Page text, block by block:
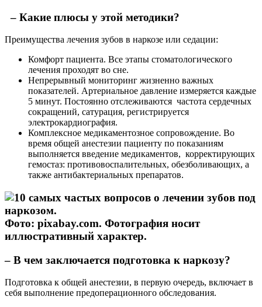
– Какие плюсы у этой методики?
Преимущества лечения зубов в наркозе или седации:
Комфорт пациента. Все этапы стоматологического
лечения проходят во сне.
Непрерывный мониторинг жизненно важных
показателей. Артериальное давление измеряется каждые
5 минут. Постоянно отслеживаются частота сердечных
сокращений, сатурация, регистрируется
электрокардиография.
Комплексное медикаментозное сопровождение. Во
время общей анестезии пациенту по показаниям
выполняется введение медикаментов, корректирующих
гемостаз: противовоспалительных, обезболивающих, а
также антибактериальных препаратов.
Фото: pixabay.com. Фотография носит
иллюстративный характер.
– В чем заключается подготовка к наркозу?
Подготовка к общей анестезии, в первую очередь, включает в
себя выполнение предоперационного обследования.